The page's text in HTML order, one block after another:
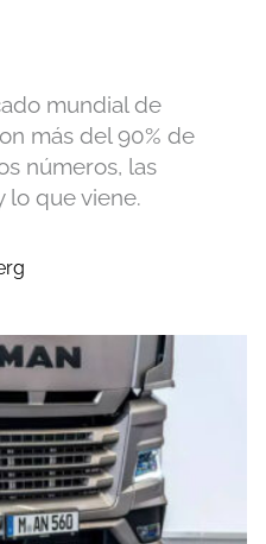
mundial de
más del 90% de
números, las
lo que viene.